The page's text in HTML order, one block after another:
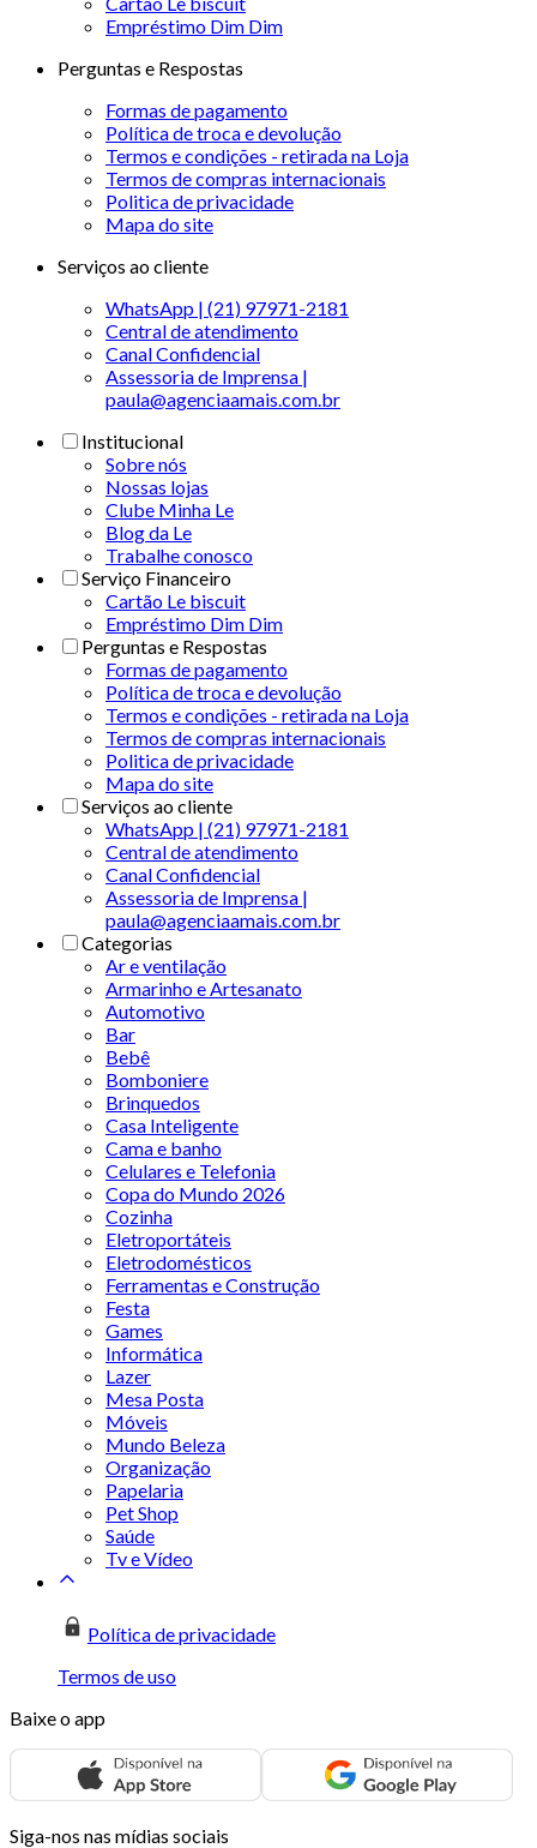
Empréstimo Dim Dim
Perguntas e Respostas
Formas de pagamento
Política de troca e devolução
Termos e condições - retirada na Loja
Termos de compras internacionais
Politica de privacidade
Mapa do site
Serviços ao cliente
WhatsApp | (21) 97971-2181
Central de atendimento
Canal Confidencial
Assessoria de Imprensa |
paula@agenciaamais.com.br
Institucional
Sobre nós
Nossas lojas
Clube Minha Le
Blog da Le
Trabalhe conosco
Serviço Financeiro
Cartão Le biscuit
Empréstimo Dim Dim
Perguntas e Respostas
Formas de pagamento
Política de troca e devolução
Termos e condições - retirada na Loja
Termos de compras internacionais
Politica de privacidade
Mapa do site
Serviços ao cliente
WhatsApp | (21) 97971-2181
Central de atendimento
Canal Confidencial
Assessoria de Imprensa |
paula@agenciaamais.com.br
Categorias
Ar e ventilação
Armarinho e Artesanato
Automotivo
Bar
Bebê
Bomboniere
Brinquedos
Casa Inteligente
Cama e banho
Celulares e Telefonia
Copa do Mundo 2026
Cozinha
Eletroportáteis
Eletrodomésticos
Ferramentas e Construção
Festa
Games
Informática
Lazer
Mesa Posta
Móveis
Mundo Beleza
Organização
Papelaria
Pet Shop
Saúde
Tv e Vídeo
Política de privacidade
Termos de uso
Baixe o app
Siga-nos nas mídias sociais